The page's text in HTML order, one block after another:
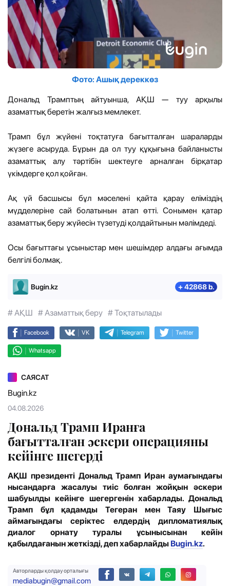
Фото: Ашық дереккөз
Дональд Трамптың айтуынша, АҚШ — туу арқылы
азаматтық беретін жалғыз мемлекет.
Трамп бұл жүйені тоқтатуға бағытталған шараларды
жүзеге асыруда. Бұрын да ол туу құқығына байланысты
азаматтық алу тәртібін шектеуге арналған бірқатар
үкімдерге қол қойған.
Ақ үй басшысы бұл мәселені қайта қарау еліміздің
мүдделеріне сай болатынын атап өтті. Сонымен қатар
азаматтық беру жүйесін түзетуді қолдайтынын мәлімдеді.
Осы бағыттағы ұсыныстар мен шешімдер алдағы ағымда
белгілі болмақ.
Bugin.kz + 42868 b.
# АҚШ # Азаматтық беру # Тоқтатылады
| Facebook | VK | Telegram | Twitter
| Whatsapp
САЯСАТ
Bugin.kz
04.08.2026
Дональд Трамп Иранға
бағытталған әскери операцияны
кейінге шегерді
АҚШ президенті Дональд Трамп Иран аумағындағы
нысандарға жасалуы тиіс болған жойқын әскери
шабуылды кейінге шегергенін хабарлады. Дональд
Трамп бұл қадамды Тегеран мен Таяу Шығыс
аймағындағы серіктес елдердің дипломатиялық
диалог орнату туралы ұсынысынан кейін
қабылдағанын жеткізді, деп хабарлайды Bugin.kz.
Авторларды қолдау орталығы
mediabugin@gmail.com